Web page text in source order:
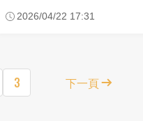
2026/04/22 17:31
3 下一頁